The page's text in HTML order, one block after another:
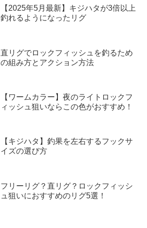
【2025年5月最新】キジハタが3倍以上
釣れるようになったリグ
直リグでロックフィッシュを釣るため
の組み方とアクション方法
【ワームカラー】夜のライトロックフ
ィッシュ狙いならこの色がおすすめ！
【キジハタ】釣果を左右するフックサ
イズの選び方
フリーリグ？直リグ？ロックフィッシ
ュ狙いにおすすめのリグ5選！